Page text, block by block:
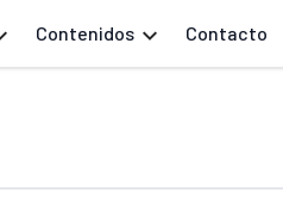
Contenidos Contacto